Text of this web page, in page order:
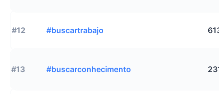
#12 #buscartrabajo
#13 #buscarconhecimento